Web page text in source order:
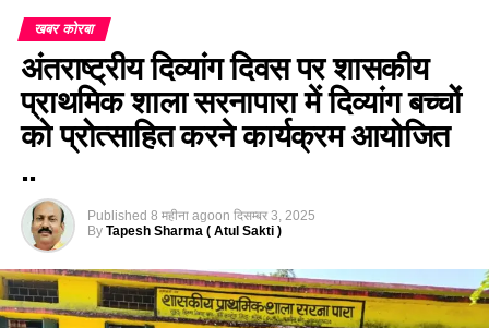
खबर कोरबा
अंतराष्ट्रीय दिव्यांग दिवस पर शासकीय
प्राथमिक शाला सरनापारा में दिव्यांग बच्चों
को प्रोत्साहित करने कार्यक्रम आयोजित
..
Published 8 महीना agoon दिसम्बर 3, 2025
By Tapesh Sharma ( Atul Sakti )